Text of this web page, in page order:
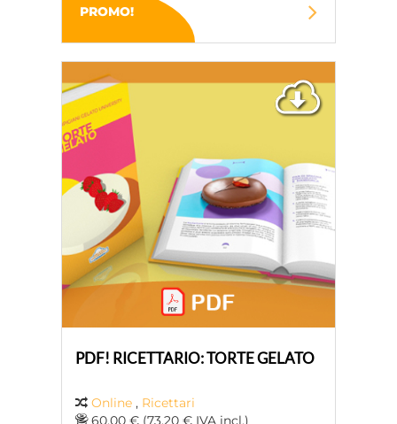
PROMO!
PDF! RICETTARIO: TORTE GELATO
Online , Ricettari
60,00 € (73,20 € IVA incl.)